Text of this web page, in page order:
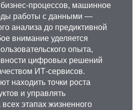
процессов, машинное
работы с данными —
анализа до предиктивной
внимание уделяется
опыта,
цифровых решений
ИТ-сервисов.
находить точки роста
и управлять
этапах жизненного